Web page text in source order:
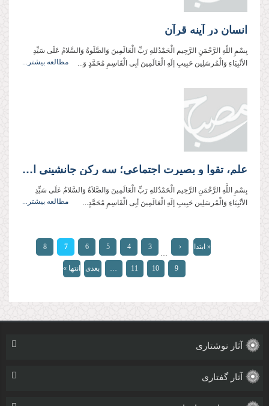
انسان در آینه قرآن
بِسْمِ اللّهِ الرَّحْمَنِ الرَّحِيم الْحَمْدُللهِ رَبِّ الْعَالَمِینَ وَالصَّلَوةُ وَالسَّلامُ عَلَی سَیِّدِ
الأنْبِیَاءِ وَالْمُرسَلِین حَبِیبِ إلَهِ الْعَالَمِینَ أبِی الْقَاسِمِ مُحَمَّدٍ وَ...
مطالعه بیشتر...
علم، تقوا و بصیرت اجتماعی؛ سه رکن جانشینی انبیا
بِسْمِ اللَّهِ الرَّحْمَنِ الرَّحِيم الْحَمْدُللهِ رَبِّ الْعَالَمِینَ وَالصَّلاَةُ وَالسَّلامُ عَلَی سَیِّدِ
الأنْبِیَاءِ وَالْمُرسَلِین حَبِیبِ إلَهِ الْعَالَمِینَ أبِی الْقَاسِمِ مُحَمَّدٍ...
مطالعه بیشتر...
صفحه‌ها
« ابتدا ‹
قبلی
…
3
4
5
6
7
8
9
10
11
… بعدی انتها »
آثار نوشتاری
آثار گفتاری